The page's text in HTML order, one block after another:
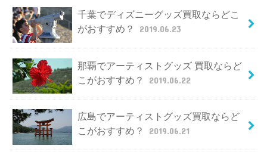
千葉でディズニーグッズ買取ならどこ
がおすすめ？
2019.06.23
那覇でアーティストグッズ 買取ならど
こがおすすめ？
2019.06.22
広島でアーティストグッズ買取ならど
こがおすすめ？
2019.06.21